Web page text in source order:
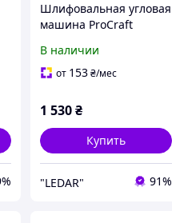
Шлифовальная угловая
машина ProCraft
шлифовки
Качественная
В наличии
от 153 ₴/мес
1 530 ₴
Купить
"LEDAR" 91%